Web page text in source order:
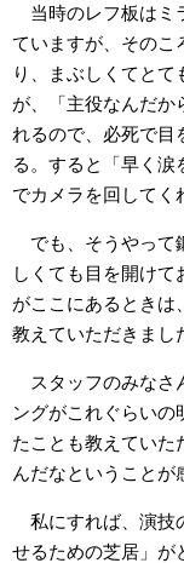
当時のレフ板はミ
ていますが、そのこ
り、まぶしくてと
が、「主役なんだか
れるので、必死で目
る。すると「早く涙
でカメラを回してく
でも、そうやって
しくても目を開け
がここにあるときは
教えていただきまし
スタッフのみなさ
ングがこれぐらいの
たことも教えていた
んだなということが
私にすれば、演技
せるための芝居」が